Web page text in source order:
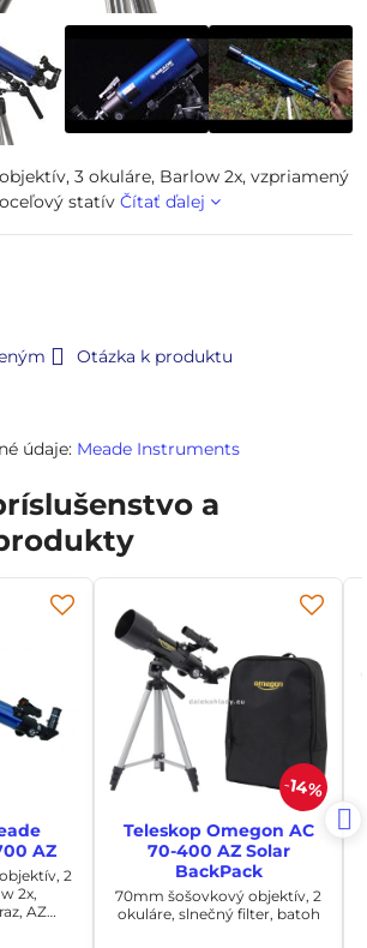
3 okuláre, Barlow 2x, vzpriamený
statív Čítať ďalej
Otázka k produktu
údaje: Meade Instruments
a
AZ
2
2x,
AZ
14%
Teleskop Omegon AC
70-400 AZ Solar
BackPack
70mm šošovkový objektív, 2
okuláre, slnečný filter, batoh